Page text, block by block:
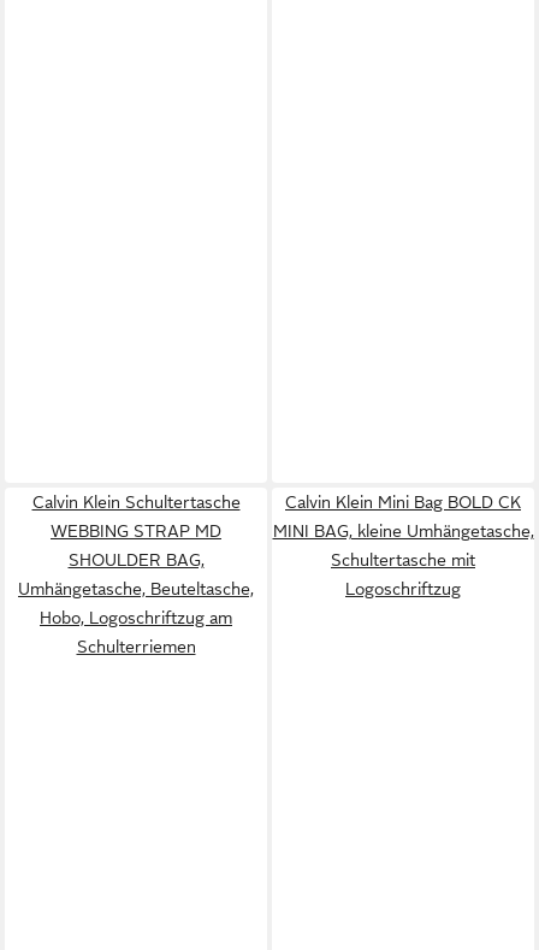
Calvin Klein Schultertasche
WEBBING STRAP MD
SHOULDER BAG,
Umhängetasche, Beuteltasche,
Hobo, Logoschriftzug am
Schulterriemen
Calvin Klein Mini Bag BOLD CK
MINI BAG, kleine Umhängetasche,
Schultertasche mit
Logoschriftzug